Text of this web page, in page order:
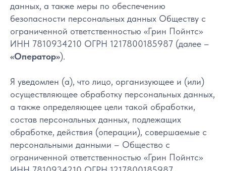
данных, а также меры по обеспечению
безопасности персональных данных Обществу с
ограниченной ответственностью «Грин Пойнтс»
ИНН 7810934210 ОГРН 1217800185987 (далее –
«Оператор»).
Я уведомлен (а), что лицо, организующее и (или)
осуществляющее обработку персональных данных,
а также определяющее цели такой обработки,
состав персональных данных, подлежащих
обработке, действия (операции), совершаемые с
персональными данными – Общество с
ограниченной ответственностью «Грин Пойнтс»